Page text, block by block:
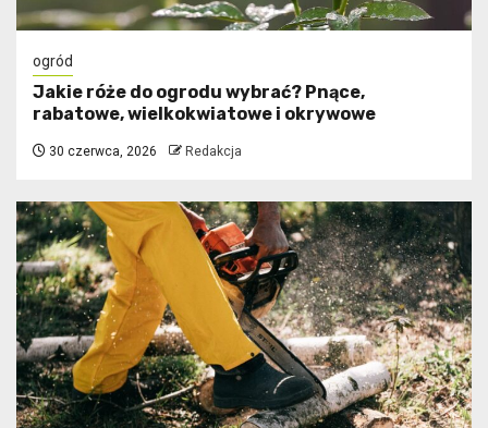
ogród
Jakie róże do ogrodu wybrać? Pnące,
rabatowe, wielkokwiatowe i okrywowe
30 czerwca, 2026 Redakcja